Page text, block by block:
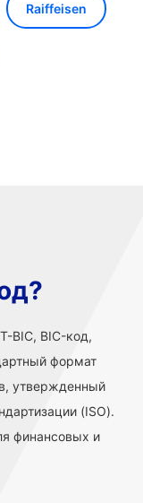
Raiffeisen
BIC, BIC-код,
формат
утвержденный
(ISO).
финансовых и